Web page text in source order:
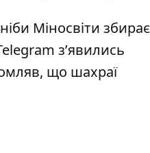
Міносвіти збирає
з’явились
що шахраї